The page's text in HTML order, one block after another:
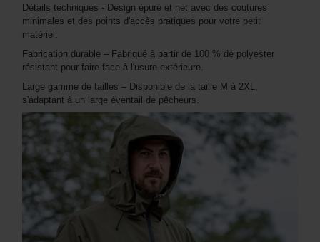
Détails techniques - Design épuré et net avec des coutures
minimales et des points d'accès pratiques pour votre petit
matériel.
Fabrication durable – Fabriqué à partir de 100 % de polyester
résistant pour faire face à l'usure extérieure.
Large gamme de tailles – Disponible de la taille M à 2XL,
s'adaptant à un large éventail de pêcheurs.